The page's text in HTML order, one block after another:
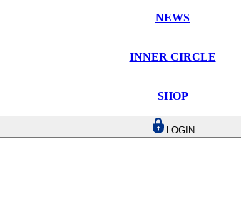
NEWS
INNER CIRCLE
SHOP
LOGIN